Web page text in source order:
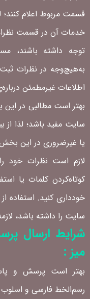
قسمت مربوط اعلام کنند؛
خدمات آن در قسمت
توجه داشته باشند،
به‌هیچ‌وجه در نظرات ثبت
اطلاعات غیرمطمئن
بهتر است مطالبی در
سایت مفید باشد؛ لذا
یا غیرضروری در این
لازم است نظرات خود
کوتاه‌کردن کلمات یا
خودداری کنید. استفاده
سایت را داشته باشد،
شرایط ارسال
میز :
بهتر است پرسش و
رسم‌الخط فارسی و